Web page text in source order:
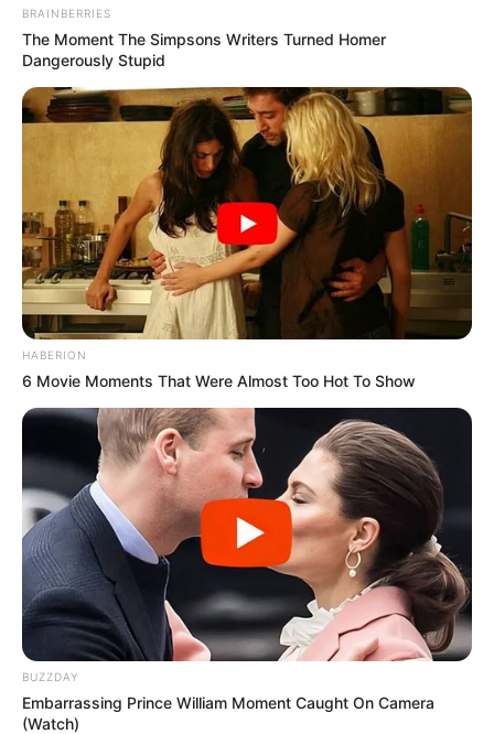
BRAINBERRIES
The Moment The Simpsons Writers Turned Homer
Dangerously Stupid
HABERION
6 Movie Moments That Were Almost Too Hot To Show
BUZZDAY
Embarrassing Prince William Moment Caught On Camera
(Watch)